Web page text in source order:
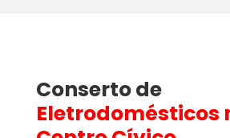
Conserto de
Eletrodomésticos